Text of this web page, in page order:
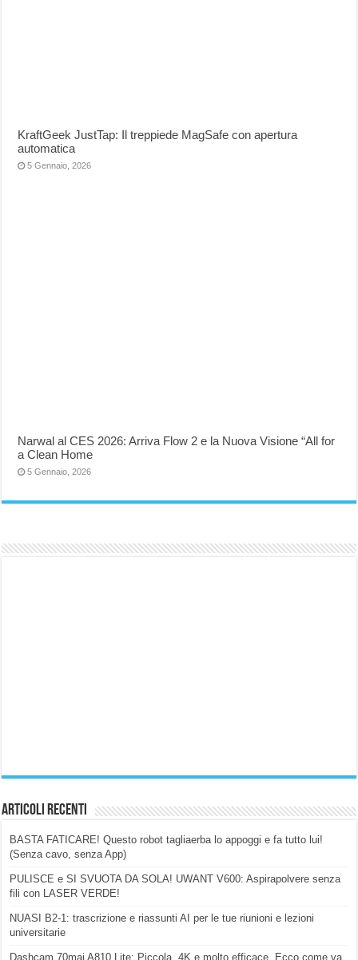
KraftGeek JustTap: Il treppiede MagSafe con apertura
automatica
5 Gennaio, 2026
Narwal al CES 2026: Arriva Flow 2 e la Nuova Visione “All for
a Clean Home
5 Gennaio, 2026
Articoli Recenti
BASTA FATICARE! Questo robot tagliaerba lo appoggi e fa tutto lui!
(Senza cavo, senza App)
PULISCE e SI SVUOTA DA SOLA! UWANT V600: Aspirapolvere senza
fili con LASER VERDE!
NUASI B2-1: trascrizione e riassunti AI per le tue riunioni e lezioni
universitarie
Dashcam 70mai A810 Lite: Piccola, 4K e molto efficace. Ecco come va